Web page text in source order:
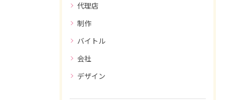
代理店
制作
バイトル
会社
デザイン